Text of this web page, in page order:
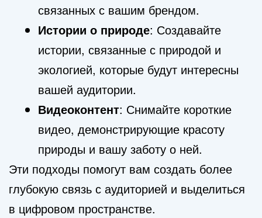
связанных с вашим брендом.
Истории о природе: Создавайте
истории, связанные с природой и
экологией, которые будут интересны
вашей аудитории.
Видеоконтент: Снимайте короткие
видео, демонстрирующие красоту
природы и вашу заботу о ней.
Эти подходы помогут вам создать более
глубокую связь с аудиторией и выделиться
в цифровом пространстве.